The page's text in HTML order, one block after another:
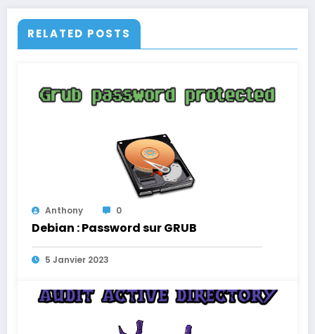
RELATED POSTS
Anthony 0
Debian : Password sur GRUB
5 Janvier 2023